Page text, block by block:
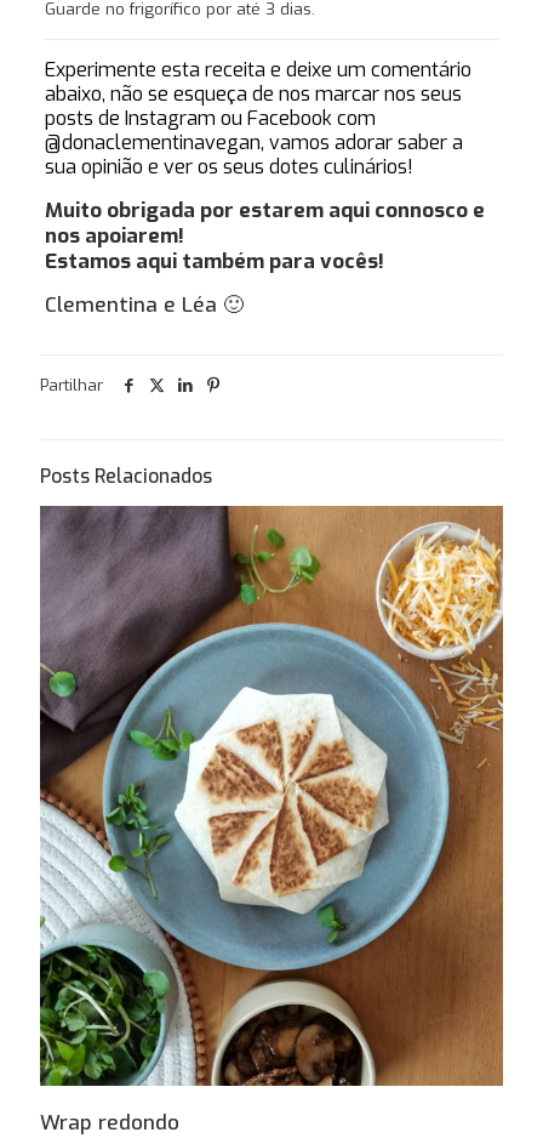
Guarde no frigorífico por até 3 dias.
Experimente esta receita e deixe um comentário
abaixo, não se esqueça de nos marcar nos seus
posts de Instagram ou Facebook com
@donaclementinavegan, vamos adorar saber a
sua opinião e ver os seus dotes culinários!
Muito obrigada por estarem aqui connosco e
nos apoiarem!
Estamos aqui também para vocês!
Clementina e Léa 🙂
Partilhar
Posts Relacionados
Wrap redondo